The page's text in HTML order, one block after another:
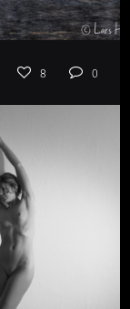
8 0